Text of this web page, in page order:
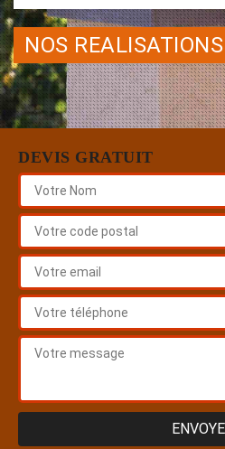
NOS REALISATIONS
DEVIS GRATUIT